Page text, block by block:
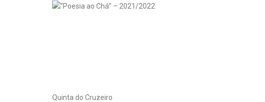
Quinta do Cruzeiro